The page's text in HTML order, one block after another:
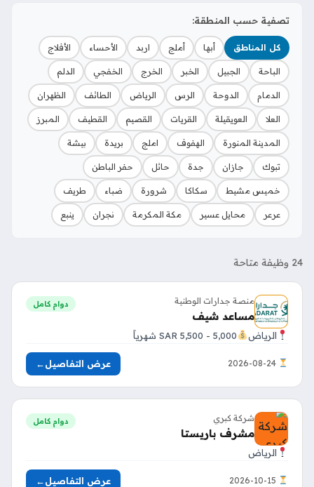
تصفية حسب المنطقة:
كل المناطق أبها أملج اربد الأحساء الأفلاج
الباحة الجبيل الخبر الخرج الخفجي الدلم
الدمام الدوحة الرس الرياض الطائف الظهران
العلا العويقيلة القريات القصيم القطيف المبرز
المدينة المنورة الهفوف املج بريدة بيشة
تبوك جازان جدة حائل حفر الباطن
خميس مشيط سكاكا شرورة ضباء طريف
عرعر محايل عسير مكة المكرمة نجران ينبع
24 وظيفة متاحة
منصة جدارات الوطنية
مساعد شيف
دوام كامل
الرياض 5,000 - 5,500 SAR شهرياً
عرض التفاصيل←
شركة كبري
مشرف باريستا
دوام كامل
الرياض
عرض التفاصيل←